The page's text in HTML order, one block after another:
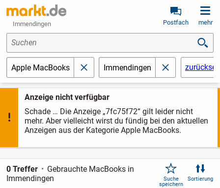
Immendingen Postfach mehr
Anzeige nicht verfügbar
Schade … Die Anzeige „7fc75f72“ gilt leider nicht
mehr. Aber vielleicht wirst du fündig bei den aktuellen
Anzeigen aus der Kategorie Apple MacBooks.
Suchen
Apple MacBooks schließenImmendingen schließen
0 Treffer
Gebrauchte MacBooks in
Immendingen
Suche
speichern
Sortierung